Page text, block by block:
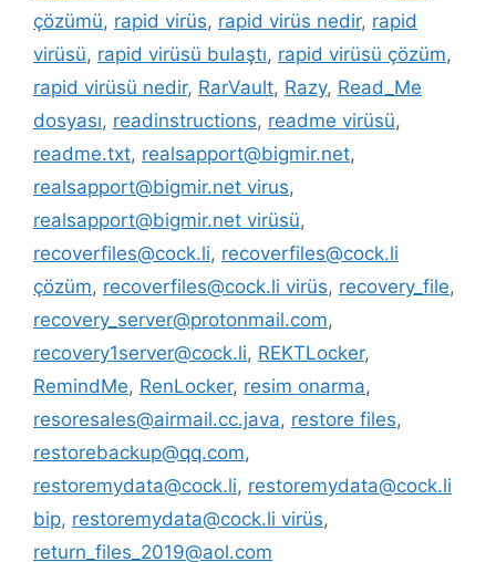
çözümü, rapid virüs, rapid virüs nedir, rapid
virüsü, rapid virüsü bulaştı, rapid virüsü çözüm,
rapid virüsü nedir, RarVault, Razy, Read_Me
dosyası, readinstructions, readme virüsü,
readme.txt, realsapport@bigmir.net,
realsapport@bigmir.net virus,
realsapport@bigmir.net virüsü,
recoverfiles@cock.li, recoverfiles@cock.li
çözüm, recoverfiles@cock.li virüs, recovery_file,
recovery_server@protonmail.com,
recovery1server@cock.li, REKTLocker,
RemindMe, RenLocker, resim onarma,
resoresales@airmail.cc.java, restore files,
restorebackup@qq.com,
restoremydata@cock.li, restoremydata@cock.li
bip, restoremydata@cock.li virüs,
return_files_2019@aol.com